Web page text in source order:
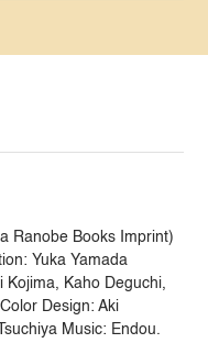
Ranobe Books Imprint)
Yuka Yamada
Kaho Deguchi,
Design: Aki
Music: Endou.